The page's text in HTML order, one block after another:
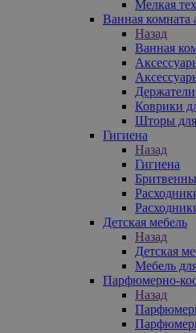
Мелкая
Ванная комната
Назад
Ванная
Держатели
Коврики
Шторы
Гигиена
Назад
Гигиена
Детская мебель
Назад
Детская
Мебель
Парфюмерно-
Назад